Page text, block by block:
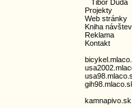
Tibor Duda
Projekty
Web stránky
Kniha návštev
Reklama
Kontakt
kamnapivo.sk